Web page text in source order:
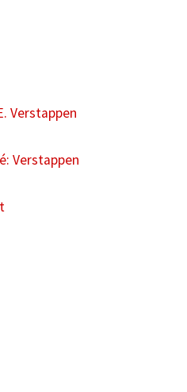
Verstappen
Verstappen